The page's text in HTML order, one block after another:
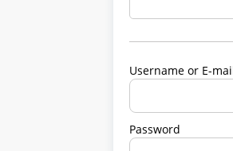
Username or E-
Password